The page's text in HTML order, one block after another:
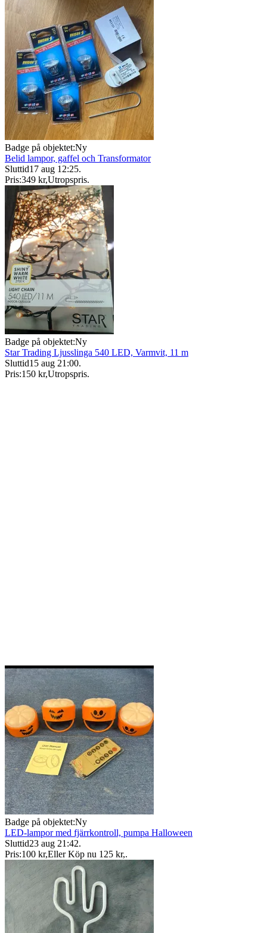
Badge på objektet:Ny
Belid lampor, gaffel och Transformator
Sluttid17 aug 12:25.
Pris:349 kr,Utropspris.
Badge på objektet:Ny
Star Trading Ljusslinga 540 LED, Varmvit, 11 m
Sluttid15 aug 21:00.
Pris:150 kr,Utropspris.
Badge på objektet:Ny
LED-lampor med fjärrkontroll, pumpa Halloween
Sluttid23 aug 21:42.
Pris:100 kr,Eller Köp nu 125 kr,.